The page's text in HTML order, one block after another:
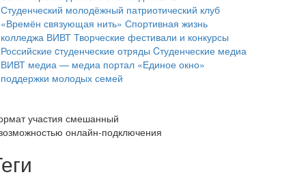
Студенческий молодёжный патриотический клуб
«Времён связующая нить» Спортивная жизнь
колледжа ВИВТ Творческие фестивали и конкурсы
Российские cтуденческие отряды Cтуденческие медиа
ВИВТ медиа — медиа портал «Единое окно»
поддержки молодых семей
участия смешанный
онлайн-подключения